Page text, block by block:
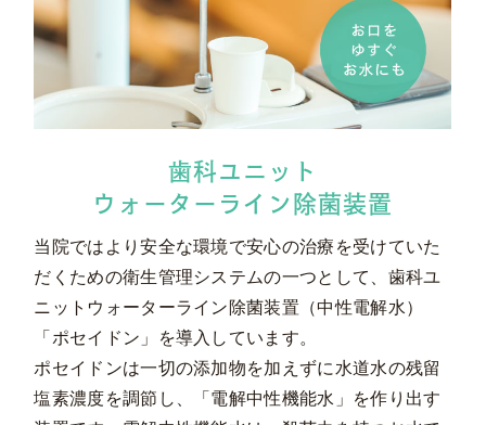
歯科ユニット
ウォーターライン除菌装置
当院ではより安全な環境で安心の治療を受けていた
だくための衛生管理システムの一つとして、歯科ユ
ニットウォーターライン除菌装置（中性電解水）
「ポセイドン」を導入しています。
ポセイドンは一切の添加物を加えずに水道水の残留
塩素濃度を調節し、「電解中性機能水」を作り出す